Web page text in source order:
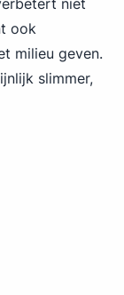
niet
ook
milieu geven.
slimmer,